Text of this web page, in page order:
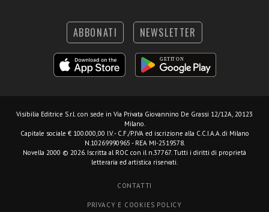
ABBONATI NEWSLETTER
Visibilia Editrice S.r.l. con sede in Via Privata Giovannino De Grassi 12/12A, 20123
Milano.
Capitale sociale € 100.000,00 I.V. - C.F./P.IVA ed iscrizione alla C.C.I.A.A. di Milano
N.10269990965 - REA MI-2519578.
Novella 2000 © 2026. Iscritta al ROC con il n.37767. Tutti i diritti di proprietà
letteraria ed artistica riservati.
CONTATTI
PRIVACY E COOKIES POLICY